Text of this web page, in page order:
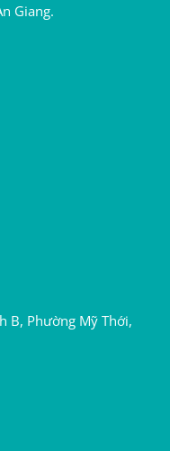
Giang.
B, Phường Mỹ Thới,